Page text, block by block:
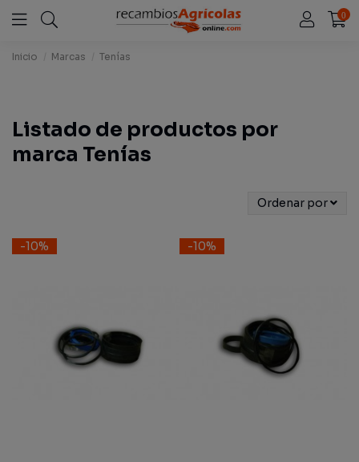
0
Inicio Marcas Tenías
Listado de productos por
marca Tenías
Ordenar por
-10% -10%